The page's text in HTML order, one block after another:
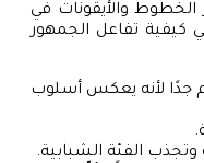
الخطوط والأيقونات في
تفاعل الجمهور
جدًا لأنه يعكس أسلوب
وتجذب الفئة الشبابية.